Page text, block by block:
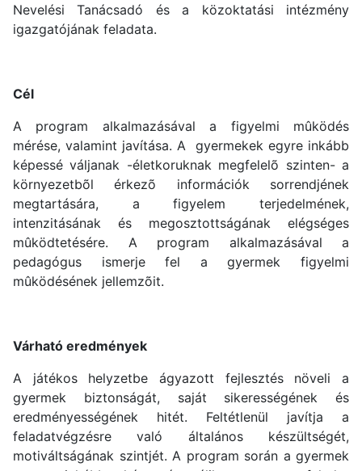
Nevelési Tanácsadó és a közoktatási intézmény
igazgatójának feladata.
Cél
A program alkalmazásával a figyelmi mûködés
mérése, valamint javítása. A gyermekek egyre inkább
képessé váljanak -életkoruknak megfelelõ szinten- a
környezetbõl érkezõ információk sorrendjének
megtartására, a figyelem terjedelmének,
intenzitásának és megosztottságának elégséges
mûködtetésére. A program alkalmazásával a
pedagógus ismerje fel a gyermek figyelmi
mûködésének jellemzõit.
Várható eredmények
A játékos helyzetbe ágyazott fejlesztés növeli a
gyermek biztonságát, saját sikerességének és
eredményességének hitét. Feltétlenül javítja a
feladatvégzésre való általános készültségét,
motiváltságának szintjét. A program során a gyermek